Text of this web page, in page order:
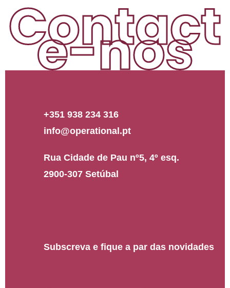
Contact
e-nos
+351 938 234 316
info@operational.pt
Rua Cidade de Pau nº5, 4º esq.
2900-307 Setúbal
Subscreva e fique a par das novidades